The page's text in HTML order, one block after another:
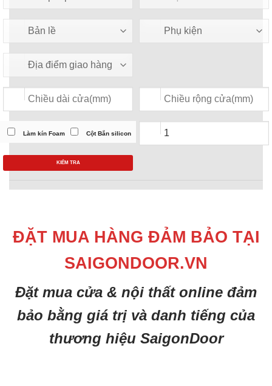
Làm kín Foam Cột Bắn silicon
KIỂM TRA
ĐẶT MUA HÀNG ĐẢM BẢO TẠI
SAIGONDOOR.VN
Đặt mua cửa & nội thất online đảm
bảo bằng giá trị và danh tiếng của
thương hiệu SaigonDoor